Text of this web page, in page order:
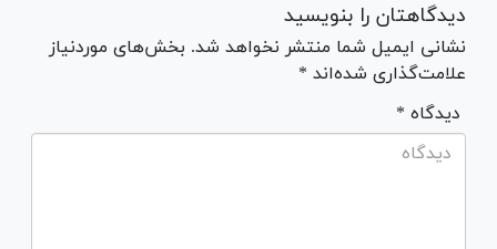
دیدگاهتان را بنویسید
نشانی ایمیل شما منتشر نخواهد شد. بخش‌های موردنیاز
علامت‌گذاری شده‌اند *
* دیدگاه